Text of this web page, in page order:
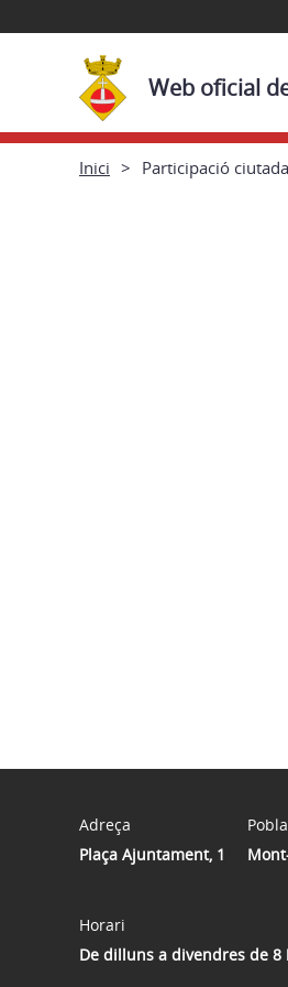
Web oficial
Inici Participació
Adreça
Plaça Ajuntament, 1
Horari
De dilluns a divendres de